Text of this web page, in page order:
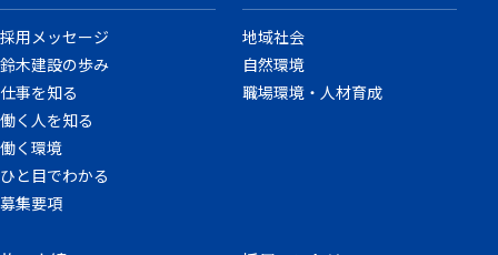
採用メッセージ
鈴木建設の歩み
仕事を知る
働く人を知る
働く環境
ひと目でわかる
募集要項
地域社会
自然環境
職場環境・人材育成